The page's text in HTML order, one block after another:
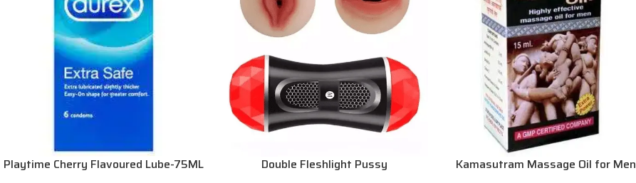
Playtime Cherry Flavoured Lube-75ML Double Fleshlight Pussy Kamasutram Massage Oil for Men